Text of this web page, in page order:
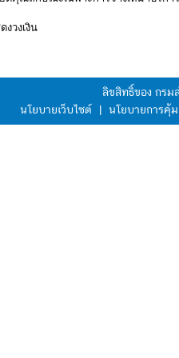
งวงเงิน
ลิขสิทธิ์ของ กรม
นโยบายเว็บไซต์
| นโยบายการคุ้